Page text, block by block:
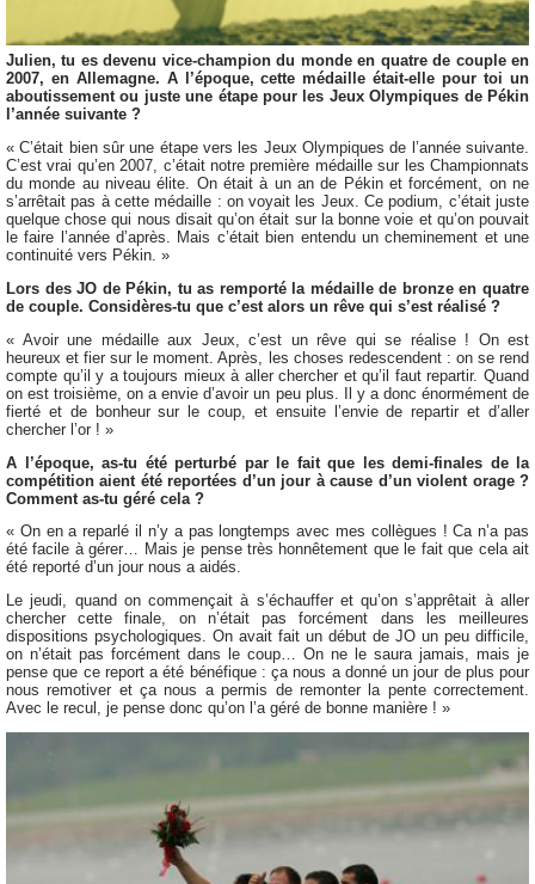
Julien, tu es devenu vice-champion du monde en quatre de couple en
2007, en Allemagne. A l’époque, cette médaille était-elle pour toi un
aboutissement ou juste une étape pour les Jeux Olympiques de Pékin
l’année suivante ?
« C’était bien sûr une étape vers les Jeux Olympiques de l’année suivante.
C’est vrai qu’en 2007, c’était notre première médaille sur les Championnats
du monde au niveau élite. On était à un an de Pékin et forcément, on ne
s’arrêtait pas à cette médaille : on voyait les Jeux. Ce podium, c’était juste
quelque chose qui nous disait qu’on était sur la bonne voie et qu’on pouvait
le faire l’année d’après. Mais c’était bien entendu un cheminement et une
continuité vers Pékin. »
Lors des JO de Pékin, tu as remporté la médaille de bronze en quatre
de couple. Considères-tu que c’est alors un rêve qui s’est réalisé ?
« Avoir une médaille aux Jeux, c’est un rêve qui se réalise ! On est
heureux et fier sur le moment. Après, les choses redescendent : on se rend
compte qu’il y a toujours mieux à aller chercher et qu’il faut repartir. Quand
on est troisième, on a envie d’avoir un peu plus. Il y a donc énormément de
fierté et de bonheur sur le coup, et ensuite l’envie de repartir et d’aller
chercher l’or ! »
A l’époque, as-tu été perturbé par le fait que les demi-finales de la
compétition aient été reportées d’un jour à cause d’un violent orage ?
Comment as-tu géré cela ?
« On en a reparlé il n’y a pas longtemps avec mes collègues ! Ca n’a pas
été facile à gérer… Mais je pense très honnêtement que le fait que cela ait
été reporté d’un jour nous a aidés.
Le jeudi, quand on commençait à s’échauffer et qu’on s’apprêtait à aller
chercher cette finale, on n’était pas forcément dans les meilleures
dispositions psychologiques. On avait fait un début de JO un peu difficile,
on n’était pas forcément dans le coup… On ne le saura jamais, mais je
pense que ce report a été bénéfique : ça nous a donné un jour de plus pour
nous remotiver et ça nous a permis de remonter la pente correctement.
Avec le recul, je pense donc qu’on l’a géré de bonne manière ! »